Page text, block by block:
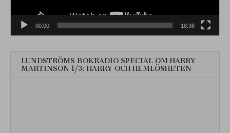
00:00 18:38
LUNDSTRÖMS BOKRADIO SPECIAL OM HARRY
MARTINSON 1/3: HARRY OCH HEMLÖSHETEN